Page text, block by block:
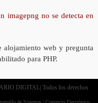
imagepng no se detecta en
alojamiento web y pregunta
para PHP.
DIGITAL| Todos los derechos
de Sistemas | Comercio Electrónico.